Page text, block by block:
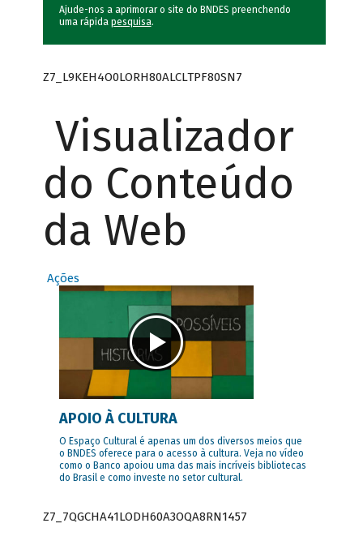
Ajude-nos a aprimorar o site do BNDES preenchendo
uma rápida pesquisa.
Z7_L9KEH4O0LORH80ALCLTPF80SN7
Visualizador
do Conteúdo
da Web
Ações
APOIO À CULTURA
O Espaço Cultural é apenas um dos diversos meios que
o BNDES oferece para o acesso à cultura. Veja no vídeo
como o Banco apoiou uma das mais incríveis bibliotecas
do Brasil e como investe no setor cultural.
Z7_7QGCHA41LODH60A3OQA8RN1457